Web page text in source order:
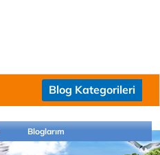
Blog Kategorileri
Bloglarım